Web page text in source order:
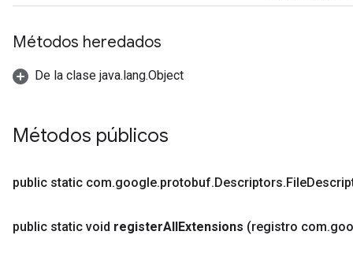
Métodos heredados
De la clase java.lang.Object
Métodos públicos
public static com.google.protobuf.Descriptors.File
public static void registerAllExtensions (registro com.